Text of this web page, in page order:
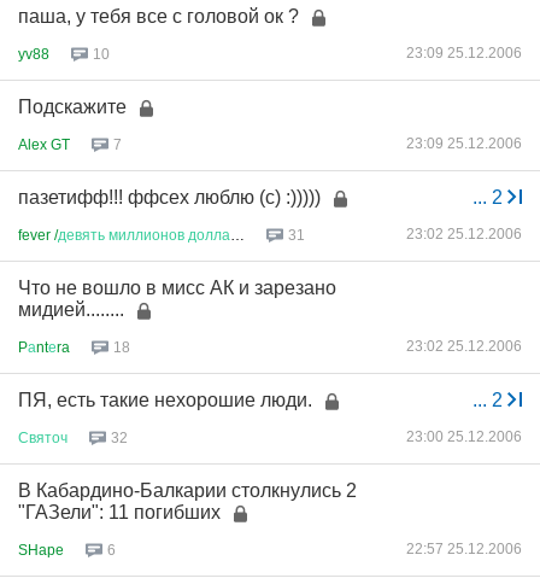
паша, у тебя все с головой ок ?
yv88 10 23:09 25.12.2006
Подскажите
Alex GT 7 23:09 25.12.2006
... 2
пазетифф!!! ффсех люблю (с) :)))))
fever /девять миллионов доллар 31 23:02 25.12.2006
Что не вошло в мисс АК и зарезано
мидией........
Pаntеra 18 23:02 25.12.2006
... 2
ПЯ, есть такие нехорошие люди.
Святоч 32 23:00 25.12.2006
В Кабардино-Балкарии столкнулись 2
"ГАЗели": 11 погибших
SHape 6 22:57 25.12.2006